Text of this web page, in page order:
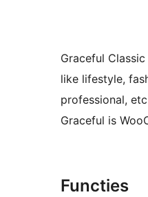
Graceful
like lifestyle,
professional,
Graceful is
Functies